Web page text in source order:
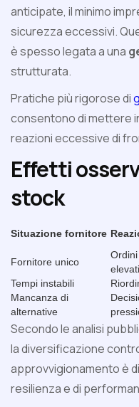
anticipate, il minimo
sicurezza eccessivi.
è spesso legata a una
strutturata.
Pratiche più rigorose di
consentono di mettere
reazioni eccessive di
Effetti
stock
Situazione fornitore
Fornitore unico
elevati
Tempi instabili
Mancanza di
alternative
Secondo le analisi
la diversificazione
approvvigionamento è
resilienza e di